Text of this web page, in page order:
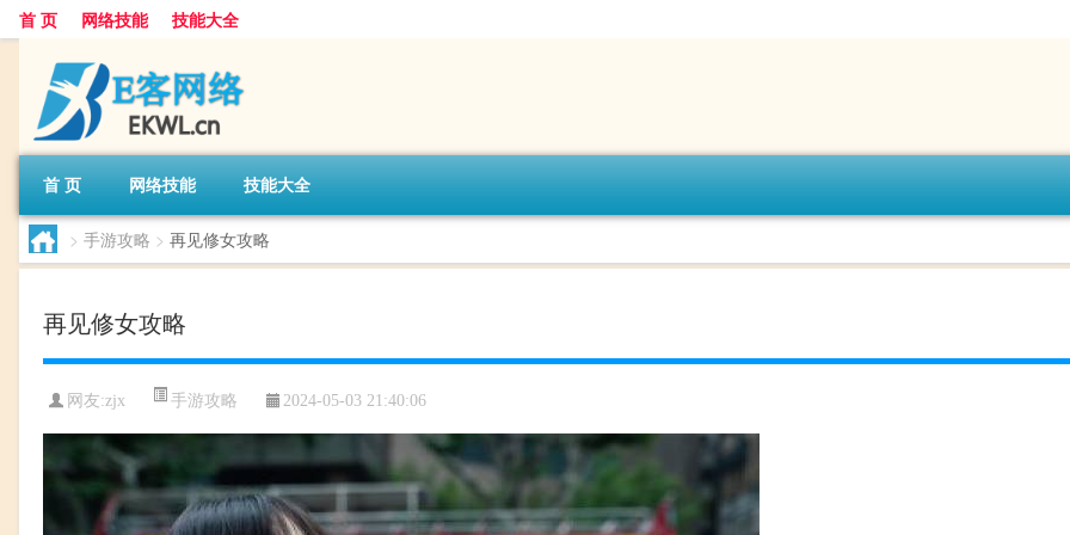
首 页 网络技能 技能大全
首 页 网络技能 技能大全
> 手游攻略 > 再见修女攻略
再见修女攻略
网友:zjx 手游攻略 2024-05-03 21:40:06